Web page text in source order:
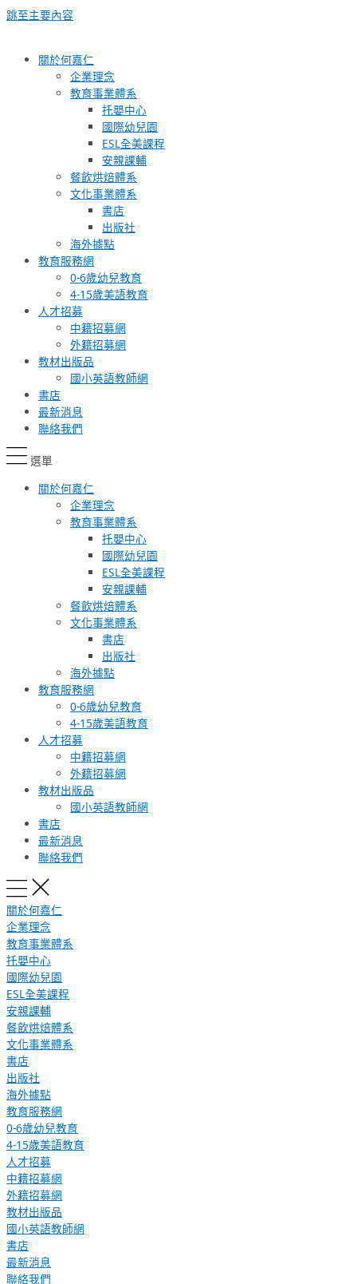
跳至主要內容
關於何嘉仁
企業理念
教育事業體系
托嬰中心
國際幼兒園
ESL全美課程
安親課輔
餐飲烘焙體系
文化事業體系
書店
出版社
海外據點
教育服務網
0-6歲幼兒教育
4-15歲美語教育
人才招募
中籍招募網
外籍招募網
教材出版品
國小英語教師網
書店
最新消息
聯絡我們
選單
關於何嘉仁
企業理念
教育事業體系
托嬰中心
國際幼兒園
ESL全美課程
安親課輔
餐飲烘焙體系
文化事業體系
書店
出版社
海外據點
教育服務網
0-6歲幼兒教育
4-15歲美語教育
人才招募
中籍招募網
外籍招募網
教材出版品
國小英語教師網
書店
最新消息
聯絡我們
關於何嘉仁
企業理念
教育事業體系
托嬰中心
國際幼兒園
ESL全美課程
安親課輔
餐飲烘焙體系
文化事業體系
書店
出版社
海外據點
教育服務網
0-6歲幼兒教育
4-15歲美語教育
人才招募
中籍招募網
外籍招募網
教材出版品
國小英語教師網
書店
最新消息
聯絡我們